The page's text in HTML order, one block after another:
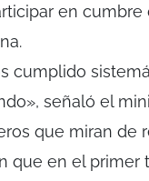
en
cumplido
señaló el
que miran de
que en el primer